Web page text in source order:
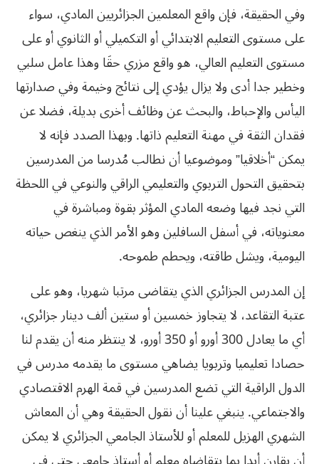
وفي‮ ‬الحقيقة،‮ ‬فإن واقع المعلمين الجزائريين المادي،‮ ‬سواء
على مستوى التعليم الابتدائي‮ ‬أو التكميلي‮ ‬أو الثانوي‮ ‬أو على
مستوى التعليم العالي،‮ ‬هو واقع مزري‮ ‬حقَا وهذا عامل سلبي‮
‬وخطير جدا أدى ولا‮ ‬يزال‮ ‬يؤدي‮ ‬إلى نتائج وخيمة وفي‮ ‬صدارتها
اليأس والإحباط،‮ ‬والبحث عن وظائف أخرى بديلة،‮ ‬فضلا عن
فقدان الثقة في‮ ‬مهنة التعليم ذاتها‮. ‬وبهذا الصدد فإنه لا‮
‬يمكن‮ “‬أخلاقيا‮” ‬وموضوعيا أن نطالب مُدرسا من المدرسين
بتحقيق التحول التربوي‮ ‬والتعليمي‮ ‬الراقي‮ ‬والنوعي‮ ‬في‮ ‬اللحظة
التي‮ ‬نجد فيها وضعه المادي‮ ‬المؤثر بقوة ومباشرة في‮
‬معنوياته،‮ ‬في‮ ‬أسفل السافلين وهو الأمر الذي‮ ‬ينغص حياته
اليومية،‮ ‬ويشل طاقته،‮ ‬ويحطم طموحه‮. ‬
إن المدرس الجزائري‮ ‬الذي‮ ‬يتقاضى مرتبا شهريا،‮ ‬وهو على
‬أي‮ ‬ما‮ ‬يعادل‮ ‬300‮ ‬أورو أو‮ ‬350‮ ‬أورو،‮ ‬لا‮ ‬ينتظر منه أن‮ ‬يقدم لنا
‬والاجتماعي‮. ‬ينبغي‮ ‬علينا أن نقول الحقيقة وهي‮ ‬أن المعاش
الشهري‮ ‬الهزيل للمعلم أو للأستاذ الجامعي‮ ‬الجزائري‮ ‬لا‮ ‬يمكن